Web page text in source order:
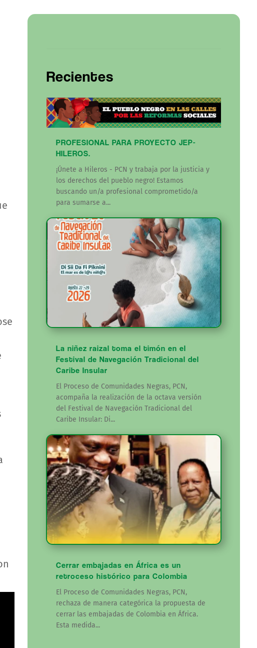
Recientes
PROFESIONAL PARA PROYECTO JEP-
HILEROS.
¡Únete a Hileros - PCN y trabaja por la justicia y
los derechos del pueblo negro! Estamos
buscando un/a profesional comprometido/a
para sumarse a...
La niñez raizal toma el timón en el
Festival de Navegación Tradicional del
Caribe Insular
El Proceso de Comunidades Negras, PCN,
acompaña la realización de la octava versión
del Festival de Navegación Tradicional del
Caribe Insular: Di...
Cerrar embajadas en África es un
retroceso histórico para Colombia
El Proceso de Comunidades Negras, PCN,
rechaza de manera categórica la propuesta de
cerrar las embajadas de Colombia en África.
Esta medida...